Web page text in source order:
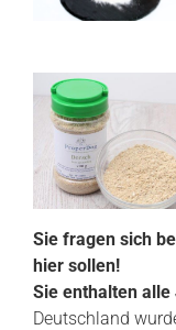
Sie fragen sich
hier sollen!
Sie enthalten alle
Deutschland